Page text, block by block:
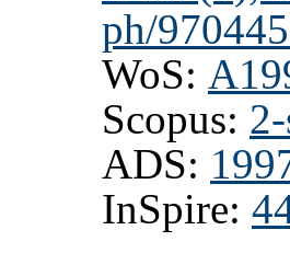
ph/
WoS:
Scopus:
ADS:
InSpire: